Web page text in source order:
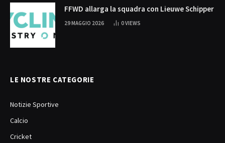
FFWD allarga la squadra con Lieuwe Schipper
29 MAGGIO 2026 0VIEWS
LE NOSTRE CATEGORIE
Notizie Sportive
Calcio
Cricket